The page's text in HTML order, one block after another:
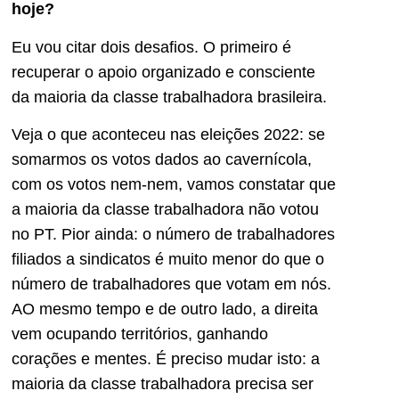
hoje?
Eu vou citar dois desafios. O primeiro é
recuperar o apoio organizado e consciente
da maioria da classe trabalhadora brasileira.
Veja o que aconteceu nas eleições 2022: se
somarmos os votos dados ao cavernícola,
com os votos nem-nem, vamos constatar que
a maioria da classe trabalhadora não votou
no PT. Pior ainda: o número de trabalhadores
filiados a sindicatos é muito menor do que o
número de trabalhadores que votam em nós.
AO mesmo tempo e de outro lado, a direita
vem ocupando territórios, ganhando
corações e mentes. É preciso mudar isto: a
maioria da classe trabalhadora precisa ser